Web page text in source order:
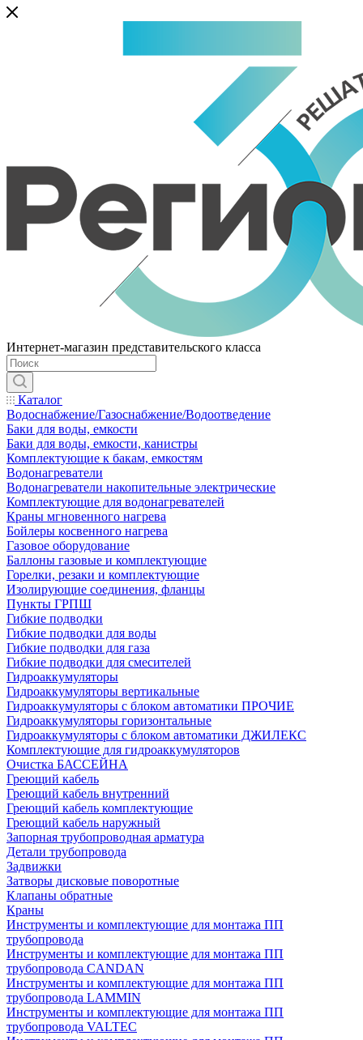
Интернет-магазин представительского класса
Каталог
Водоснабжение/Газоснабжение/Водоотведение
Баки для воды, емкости
Баки для воды, емкости, канистры
Комплектующие к бакам, емкостям
Водонагреватели
Водонагреватели накопительные электрические
Комплектующие для водонагревателей
Краны мгновенного нагрева
Бойлеры косвенного нагрева
Газовое оборудование
Баллоны газовые и комплектующие
Горелки, резаки и комплектующие
Изолирующие соединения, фланцы
Пункты ГРПШ
Гибкие подводки
Гибкие подводки для воды
Гибкие подводки для газа
Гибкие подводки для смесителей
Гидроаккумуляторы
Гидроаккумуляторы вертикальные
Гидроаккумуляторы с блоком автоматики ПРОЧИЕ
Гидроаккумуляторы горизонтальные
Гидроаккумуляторы с блоком автоматики ДЖИЛЕКС
Комплектующие для гидроаккумуляторов
Очистка БАССЕЙНА
Греющий кабель
Греющий кабель внутренний
Греющий кабель комплектующие
Греющий кабель наружный
Запорная трубопроводная арматура
Детали трубопровода
Задвижки
Затворы дисковые поворотные
Клапаны обратные
Краны
Инструменты и комплектующие для монтажа ПП
трубопровода
Инструменты и комплектующие для монтажа ПП
трубопровода CANDAN
Инструменты и комплектующие для монтажа ПП
трубопровода LAMMIN
Инструменты и комплектующие для монтажа ПП
трубопровода VALTEC